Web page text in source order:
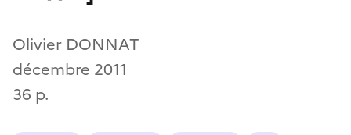
Olivier DONNAT
décembre 2011
36 p.